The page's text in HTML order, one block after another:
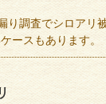
り調査でシロアリ
ースもあります。